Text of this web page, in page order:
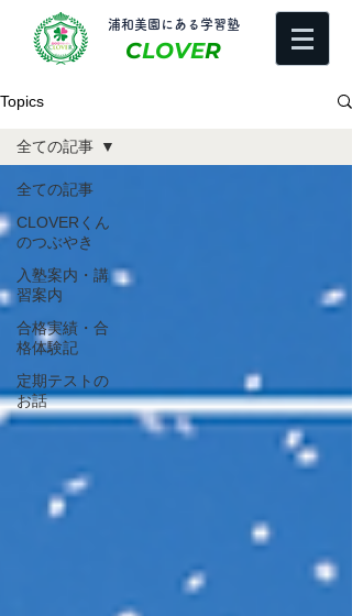
​浦和美園にある学習塾
CLOVER
Topics
全ての記事
CLOVERくん
のつぶやき
入塾案内・講
習案内
合格実績・合
格体験記
定期テストの
お話
全ての記事